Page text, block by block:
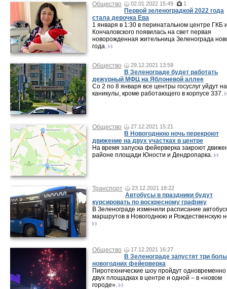
Общество 02.01.2022 15:49 1
Первой зеленоградкой 2022 года
стала девочка Ева
1 января в 1:30 в перинатальном центре ГКБ
Кончаловского появилась на свет первая
новорожденная жительница Зеленограда
года.
Общество 29.12.2021 13:59
В Зеленограде будет работать
дежурный МФЦ на Яблоневой аллее
Со 2 по 8 января все центры госуслуг уйдут на
каникулы, кроме работающего в корпусе 337.
Общество 27.12.2021 15:21
В Новогоднюю ночь перекроют
движение на двух участках в центре
На время запуска фейерверка закроют
районе площади Юности и Дендропарка.
Транспорт 23.12.2021 18:22
Автобусы в праздники будут
курсировать по воскресному графику
В Зеленограде изменили расписание
маршрутов в Новогоднюю и Рождественскую
Общество 17.12.2021 16:27
В Зеленограде запустят три
новогодних фейерверка
Пиротехнические шоу пройдут
двух площадках в центре и одной – в «новом
городе».